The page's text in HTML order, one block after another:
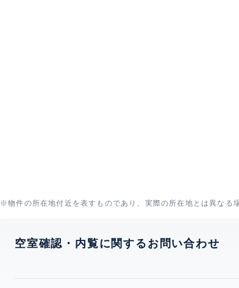
※物件の所在地付近を表すものであり、実際の所在地とは異なる
空室確認・内覧に関するお問い合わせ